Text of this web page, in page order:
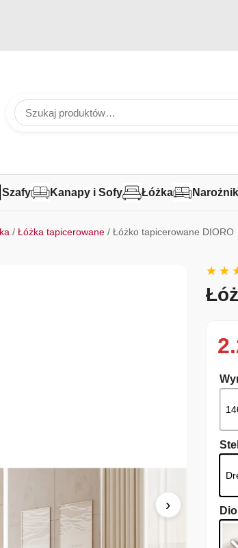
Szafy Kanapy i Sofy Łóżka
/Łóżka tapicerowane / Łóżko tapicerowane DIORO
›